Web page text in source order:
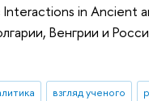
in Ancient
Венгрии и
взгляд ученого